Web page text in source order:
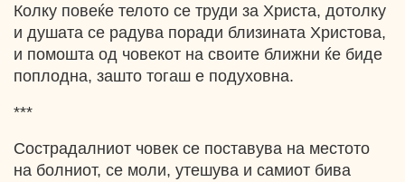
Колку повеќе телото се труди за Христа, дотолку
и душата се радува поради близината Христова,
и помошта од човекот на своите ближни ќе биде
поплодна, зашто тогаш е подуховна.
***
Сострадалниот човек се поставува на местото
на болниот, се моли, утешува и самиот бива